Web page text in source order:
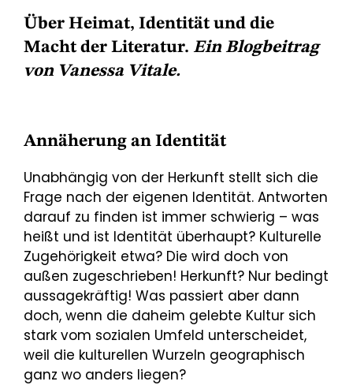
Über Heimat, Identität und die
Macht der Literatur. Ein Blogbeitrag
von Vanessa Vitale.
Annäherung an Identität
Unabhängig von der Herkunft stellt sich die
Frage nach der eigenen Identität. Antworten
darauf zu finden ist immer schwierig – was
heißt und ist Identität überhaupt? Kulturelle
Zugehörigkeit etwa? Die wird doch von
außen zugeschrieben! Herkunft? Nur bedingt
aussagekräftig! Was passiert aber dann
doch, wenn die daheim gelebte Kultur sich
stark vom sozialen Umfeld unterscheidet,
weil die kulturellen Wurzeln geographisch
ganz wo anders liegen?